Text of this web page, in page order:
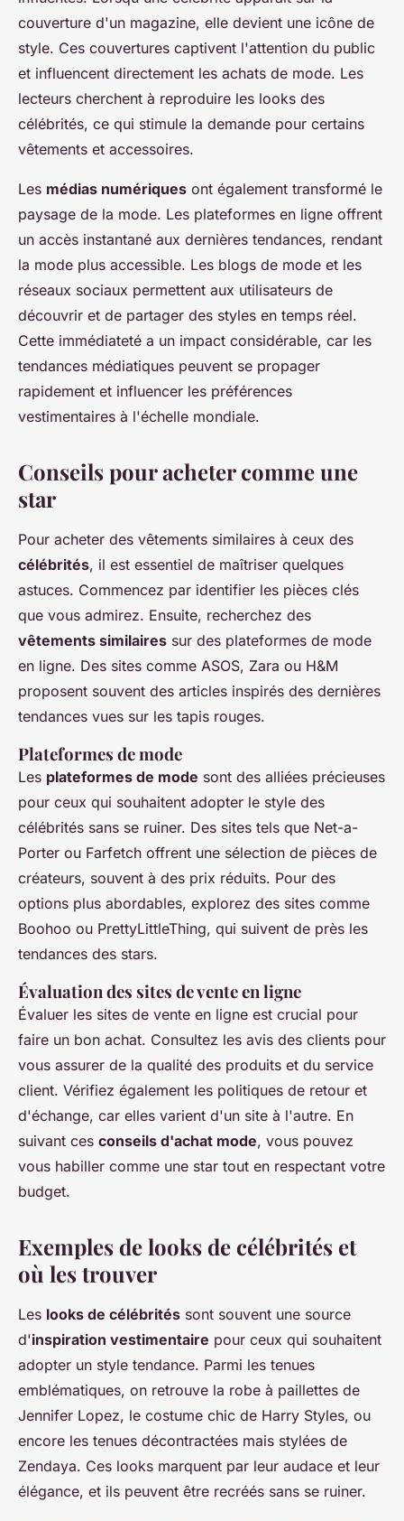
couverture d'un magazine, elle devient une icône de
style. Ces couvertures captivent l'attention du public
et influencent directement les achats de mode. Les
lecteurs cherchent à reproduire les looks des
célébrités, ce qui stimule la demande pour certains
vêtements et accessoires.
Les médias numériques ont également transformé le
paysage de la mode. Les plateformes en ligne offrent
un accès instantané aux dernières tendances, rendant
la mode plus accessible. Les blogs de mode et les
réseaux sociaux permettent aux utilisateurs de
découvrir et de partager des styles en temps réel.
Cette immédiateté a un impact considérable, car les
tendances médiatiques peuvent se propager
rapidement et influencer les préférences
vestimentaires à l'échelle mondiale.
Conseils pour acheter comme une
star
Pour acheter des vêtements similaires à ceux des
célébrités, il est essentiel de maîtriser quelques
astuces. Commencez par identifier les pièces clés
que vous admirez. Ensuite, recherchez des
vêtements similaires sur des plateformes de mode
en ligne. Des sites comme ASOS, Zara ou H&M
proposent souvent des articles inspirés des dernières
tendances vues sur les tapis rouges.
Plateformes de mode
Les plateformes de mode sont des alliées précieuses
pour ceux qui souhaitent adopter le style des
célébrités sans se ruiner. Des sites tels que Net-a-
Porter ou Farfetch offrent une sélection de pièces de
créateurs, souvent à des prix réduits. Pour des
options plus abordables, explorez des sites comme
Boohoo ou PrettyLittleThing, qui suivent de près les
tendances des stars.
Évaluation des sites de vente en ligne
Évaluer les sites de vente en ligne est crucial pour
faire un bon achat. Consultez les avis des clients pour
vous assurer de la qualité des produits et du service
client. Vérifiez également les politiques de retour et
d'échange, car elles varient d'un site à l'autre. En
suivant ces conseils d'achat mode, vous pouvez
vous habiller comme une star tout en respectant votre
budget.
Exemples de looks de célébrités et
où les trouver
Les looks de célébrités sont souvent une source
d'inspiration vestimentaire pour ceux qui souhaitent
adopter un style tendance. Parmi les tenues
emblématiques, on retrouve la robe à paillettes de
Jennifer Lopez, le costume chic de Harry Styles, ou
encore les tenues décontractées mais stylées de
Zendaya. Ces looks marquent par leur audace et leur
élégance, et ils peuvent être recréés sans se ruiner.